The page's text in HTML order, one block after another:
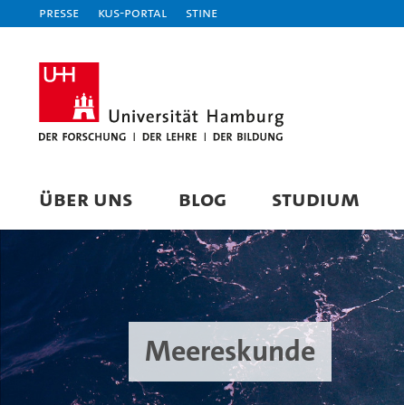
Presse KUS-Portal STiNE
ÜBER UNS BLOG STUDIUM
Meereskunde